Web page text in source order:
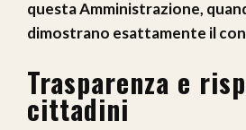
questa Amministrazione,
dimostrano esattamente il
Trasparenza e
cittadini